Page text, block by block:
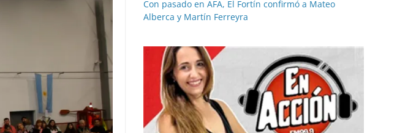
Con pasado en AFA, El Fortín confirmó a Mateo
Alberca y Martín Ferreyra